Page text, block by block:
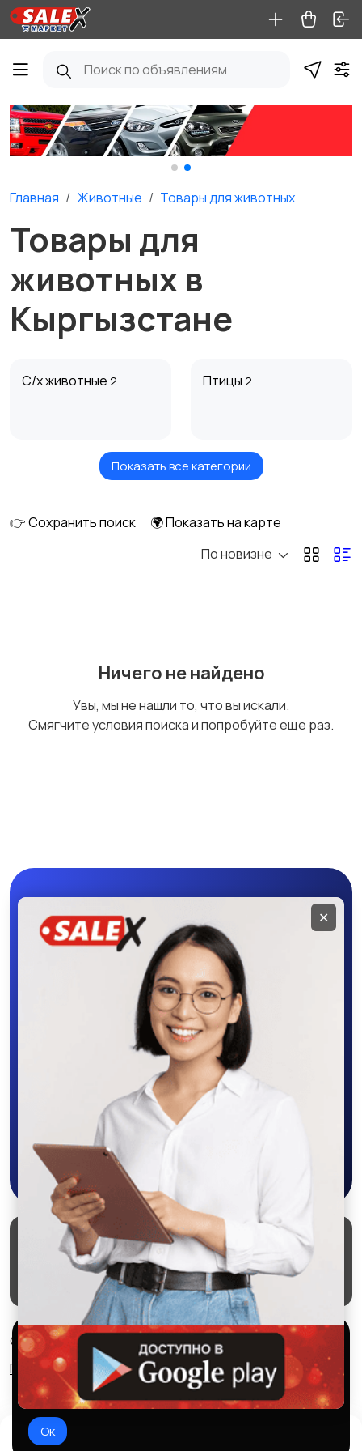
Главная Животные Товары для животных
Товары для
животных в
Кыргызстане
С/х животные 2 Птицы 2
Кошки
Показать все категории
👉 Сохранить поиск
🌍 Показать на карте
По новизне
Ничего не найдено
Увы, мы не нашли то, что вы искали.
Смягчите условия поиска и попробуйте еще раз.
Мобильное
приложение
Скачайте приложение в Google Play –
крутите колесо фортуны, выигрывайте
бонусы, удобно ищите и размещайте
объявления - все это в нашем мобильном
приложении SALEX!
Скачать в Google Play
Маркеты Блог
О проекте
Служба поддержки
Удаление аккаунта
Партнерка
© 2026 SALEX МАРКЕТ
Правила сервиса
Конфиденциальность
Используем куки и рекомендательные
технологии
Это чтобы сайт работал лучше. Оставаясь с нами, вы
соглашаетесь на использование файлов куки.
Ок
✕